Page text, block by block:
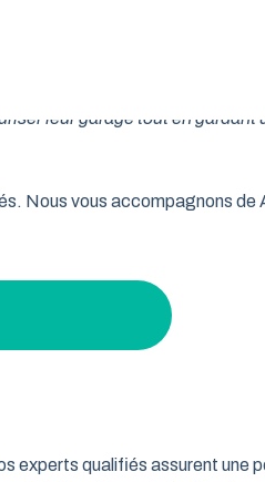
leur garage tout en gardant
Nous vous accompagnons de
experts qualifiés assurent une